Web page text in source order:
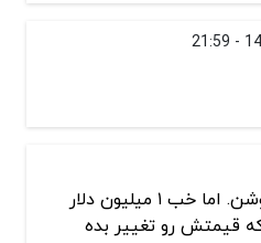
احتمالا میخان اتریوم بفروشن. اما خب ۱ میلیون دلار
قیمتش رو تغییر بده